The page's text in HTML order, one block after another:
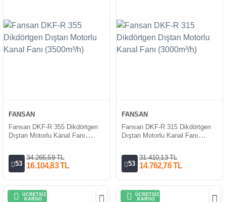
FANSAN
Fansan DKF-R 355 Dikdörtgen
Dıştan Motorlu Kanal Fanı
53
34.265,59 TL
16.104,83 TL
FANSAN
Fansan DKF-R 315 Dikdörtgen
Dıştan Motorlu Kanal Fanı
53
31.410,13 TL
14.762,76 TL
ÜCRETSİZ
KARGO
ÜCRETSİZ
KARGO